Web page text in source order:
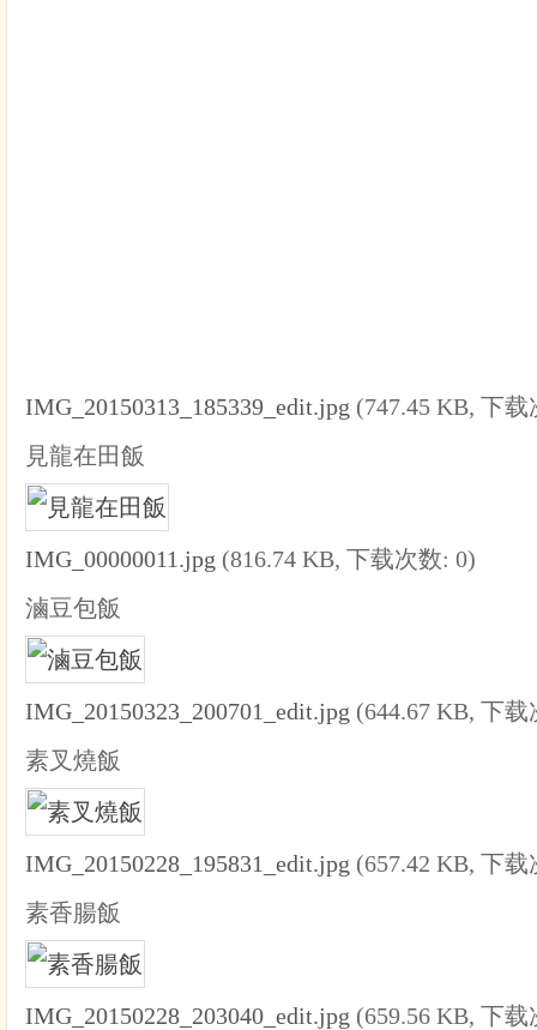
IMG_20150313_185339_edit.jpg (747.45 KB, 下载
見龍在田飯
IMG_00000011.jpg (816.74 KB, 下载次数: 0)
滷豆包飯
IMG_20150323_200701_edit.jpg (644.67 KB, 下载
素叉燒飯
IMG_20150228_195831_edit.jpg (657.42 KB, 下载
素香腸飯
IMG_20150228_203040_edit.jpg (659.56 KB, 下载